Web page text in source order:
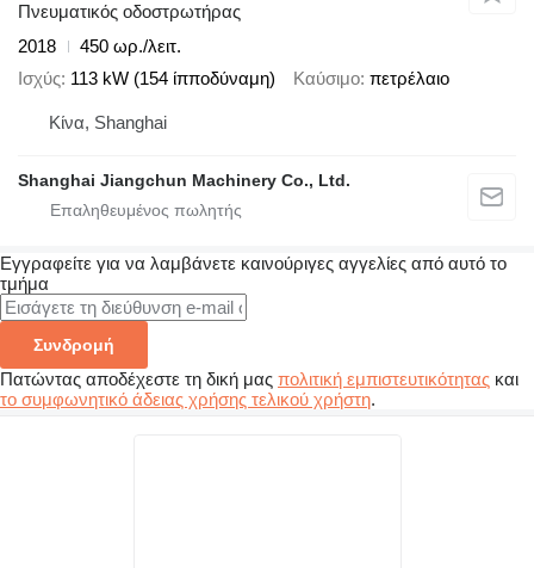
Πνευματικός οδοστρωτήρας
2018
450 ωρ./λειτ.
Ισχύς 113 kW (154 ίπποδύναμη) Καύσιμο πετρέλαιο
Κίνα, Shanghai
Shanghai Jiangchun Machinery Co., Ltd.
Εγγραφείτε για να λαμβάνετε καινούριγες αγγελίες από αυτό το
τμήμα
Συνδρομή
Πατώντας αποδέχεστε τη δική μας πολιτική εμπιστευτικότητας και
το συμφωνητικό άδειας χρήσης τελικού χρήστη.